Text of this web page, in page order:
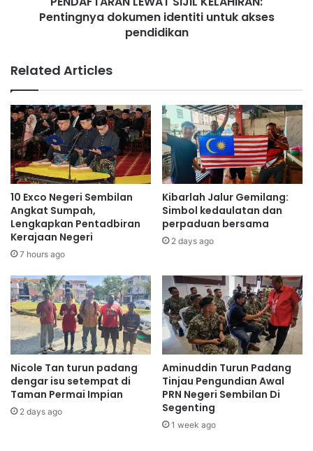
A
T
S
I
J
I
L
K
E
L
A
H
I
A
N
:
P
e
n
t
i
n
g
Pentingnya dokumen identiti untuk akses
pendidikan
Related Articles
10 Exco Negeri Sembilan
Angkat Sumpah,
Lengkapkan Pentadbiran
Kerajaan Negeri
7 hours ago
Kibarlah Jalur Gemilang:
Simbol kedaulatan dan
perpaduan bersama
2 days ago
Nicole Tan turun padang
dengar isu setempat di
Taman Permai Impian
2 days ago
Aminuddin Turun Padang
Tinjau Pengundian Awal
PRN Negeri Sembilan Di
Segenting
1 week ago